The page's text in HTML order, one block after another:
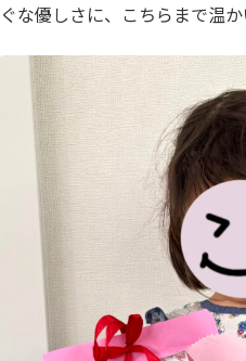
な優しさに、こちらまで温